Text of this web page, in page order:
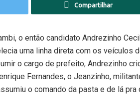
Compartilhar
o então candidato Andrezinho
uma linha direta com os veículos
o cargo de prefeito, Andrezinho
Fernandes, o Jeanzinho,
o comando da pasta e de lá pra